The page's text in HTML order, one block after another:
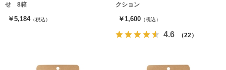
せ 8箱
￥5,184（税込）
クション
￥1,600 （税込）
4.6 （22）